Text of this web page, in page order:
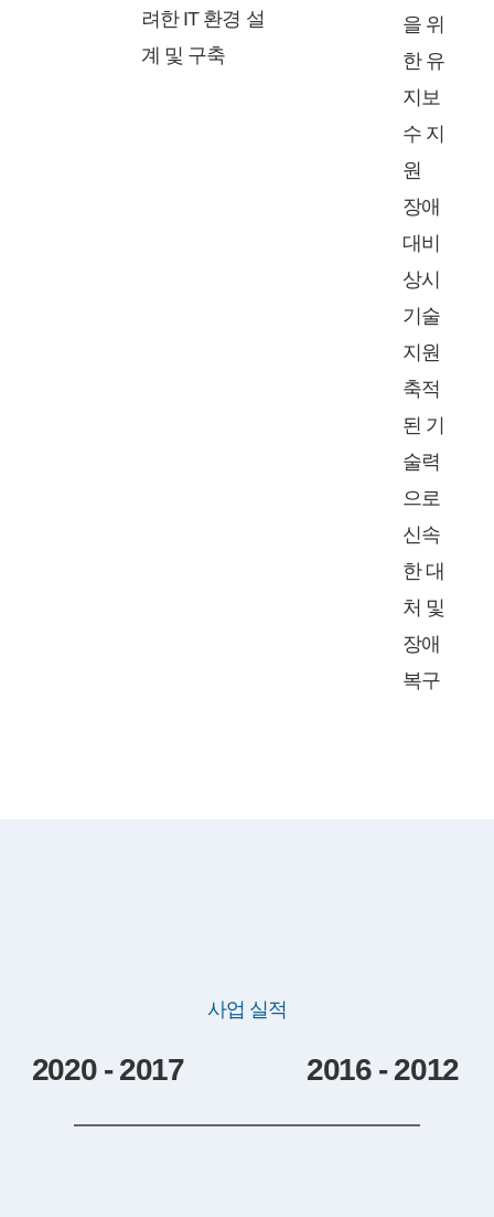
려한 IT 환경 설
계 및 구축
을 위
한 유
지보
수 지
원
장애
대비
상시
기술
지원
축적
된 기
술력
으로
신속
한 대
처 및
장애
복구
사업 실적
2020 - 2017 2016 - 2012